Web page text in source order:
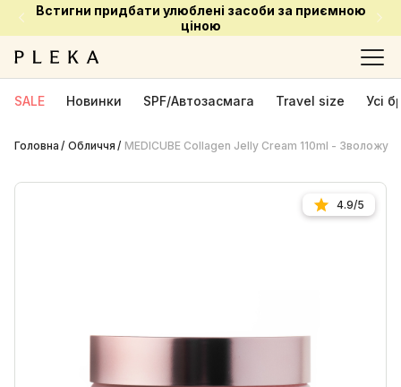
Встигни придбати улюблені засоби за приємною
ціною
SALE Новинки SPF/Автозасмага Travel size Усі
Головна Обличчя MEDICUBE Collagen Jelly Cream 110ml -
4.9/5